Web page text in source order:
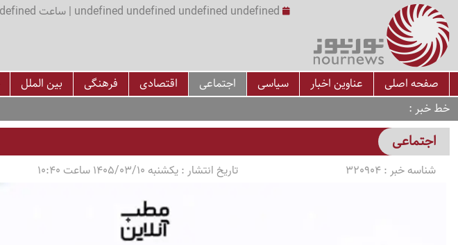
undefined undefined undefined undefined | ساعت undefined:undefined
صفحه اصلی عناوین اخبار سیاسی اجتماعی اقتصادی فرهنگی بین الملل
خط خبر
اجتماعی
شناسه خبر :320904 تاریخ انتشار :یکشنبه 1405/03/10 ساعت 10:40